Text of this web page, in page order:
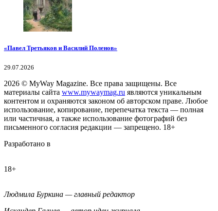
«Павел Третьяков и Василий Поленов»
29.07.2026
2026 © MyWay Magazine. Все права защищены. Все
материалы сайта www.mywaymag.ru являются уникальным
контентом и охраняются законом об авторском праве. Любое
использование, копирование, перепечатка текста — полная
или частичная, а также использование фотографий без
письменного согласия редакции — запрещено. 18+
Разработано в
18+
Людмила Буркина — главный редактор